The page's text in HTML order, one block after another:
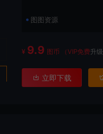
图图资源
¥ 9.9 图币 （VIP免费升
立即下载